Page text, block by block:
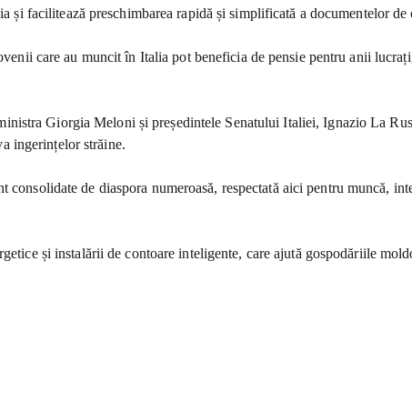
facilitează preschimbarea rapidă și simplificată a documentelor de
care au muncit în Italia pot beneficia de pensie pentru anii
Giorgia Meloni și președintele Senatului Italiei, Ignazio La
ingerințelor străine.
de diaspora numeroasă, respectată aici pentru muncă,
și instalării de contoare inteligente, care ajută gospodăriile